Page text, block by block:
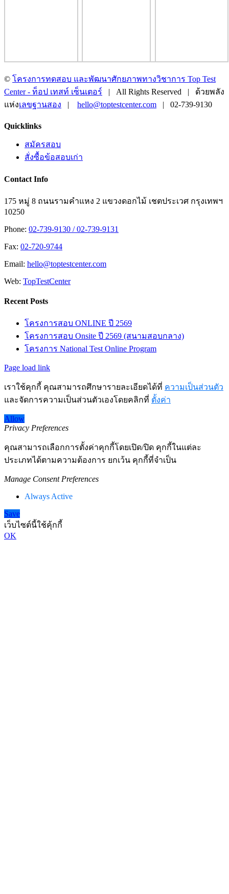
© โครงการทดสอบ และพัฒนาศักยภาพทางวิชาการ Top Test
Center - ท็อป เทสท์ เซ็นเตอร์ | All Rights Reserved | ด้วยพลัง
แห่งเลขฐานสอง | hello@toptestcenter.com | 02-739-9130
Toggle
Quicklinks
สมัครสอบ
สั่งซื้อข้อสอบเก่า
Contact Info
175 หมู่ 8 ถนนรามคำแหง 2 แขวงดอกไม้ เชตประเวศ กรุงเทพฯ
10250
Phone: 02-739-9130 / 02-739-9131
Fax: 02-720-9744
Email: hello@toptestcenter.com
Web: TopTestCenter
Recent Posts
โครงการสอบ ONLINE ปี 2569
โครงการสอบ Onsite ปี 2569 (สนามสอบกลาง)
โครงการ National Test Online Program
Page load link
เราใช้คุกกี้ คุณสามารถศึกษารายละเอียดได้ที่ ความเป็นส่วนตัว
และจัดการความเป็นส่วนตัวเองโดยคลิกที่ ตั้งค่า
Allow
Privacy Preferences
คุณสามารถเลือกการตั้งค่าคุกกี้โดยเปิด/ปิด คุกกี้ในแต่ละ
ประเภทได้ตามความต้องการ ยกเว้น คุกกี้ที่จำเป็น
Manage Consent Preferences
Always Active
Save
เว็บไซต์นี้ใช้คุ้กกี้
OK